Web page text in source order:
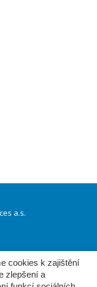
a.s.
cookies k zajištění
zlepšení a